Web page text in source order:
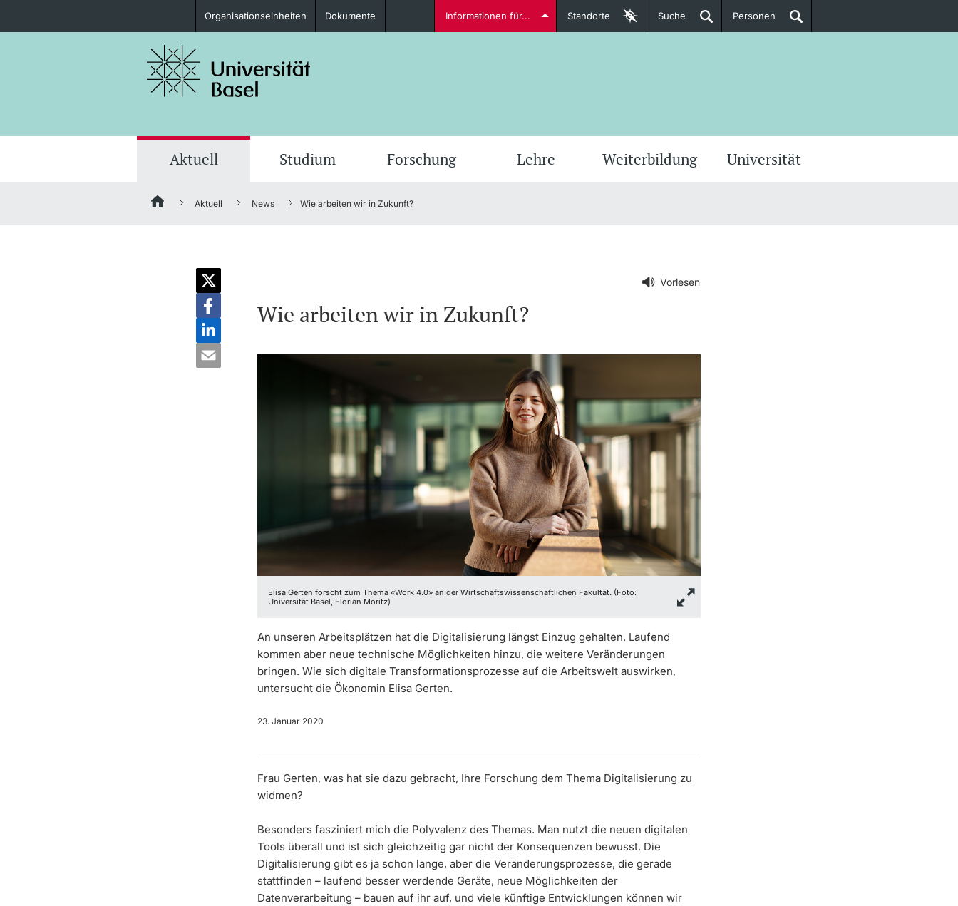
Studieninteressierte
Fördernde & Alumni
weitere Informationen
Organisationseinheiten Dokumente Informationen für... Standorte Suche Personen
Aktuell Studium Forschung Lehre Weiterbildung Universität
Aktuell News Wie arbeiten wir in Zukunft?
Vorlesen
Wie arbeiten wir in Zukunft?
Elisa Gerten forscht zum Thema «Work 4.0» an der Wirtschaftswissenschaftlichen Fakultät. (Foto:
Universität Basel, Florian Moritz)
An unseren Arbeitsplätzen hat die Digitalisierung längst Einzug gehalten. Laufend
kommen aber neue technische Möglichkeiten hinzu, die weitere Veränderungen
bringen. Wie sich digitale Transformationsprozesse auf die Arbeitswelt auswirken,
untersucht die Ökonomin Elisa Gerten.
23. Januar 2020
Frau Gerten, was hat sie dazu gebracht, Ihre Forschung dem Thema Digitalisierung zu
widmen?
Besonders fasziniert mich die Polyvalenz des Themas. Man nutzt die neuen digitalen
Tools überall und ist sich gleichzeitig gar nicht der Konsequenzen bewusst. Die
Digitalisierung gibt es ja schon lange, aber die Veränderungsprozesse, die gerade
stattfinden – laufend besser werdende Geräte, neue Möglichkeiten der
Datenverarbeitung – bauen auf ihr auf, und viele künftige Entwicklungen können wir